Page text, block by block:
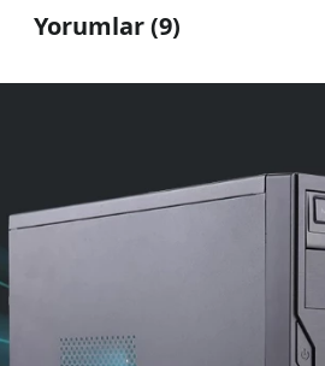
Yorumlar (9)